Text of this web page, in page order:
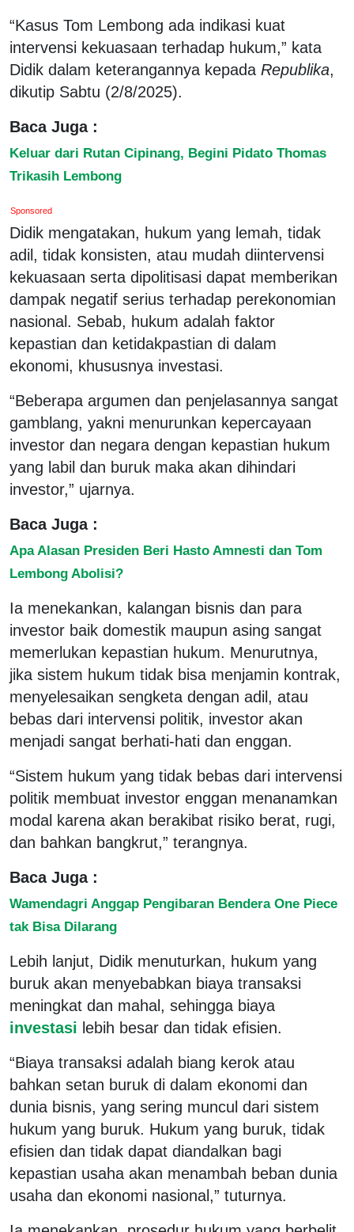
“Kasus Tom Lembong ada indikasi kuat
intervensi kekuasaan terhadap hukum,” kata
Didik dalam keterangannya kepada Republika,
dikutip Sabtu (2/8/2025).
Baca Juga :
Keluar dari Rutan Cipinang, Begini Pidato Thomas
Trikasih Lembong
Sponsored
Didik mengatakan, hukum yang lemah, tidak
adil, tidak konsisten, atau mudah diintervensi
kekuasaan serta dipolitisasi dapat memberikan
dampak negatif serius terhadap perekonomian
nasional. Sebab, hukum adalah faktor
kepastian dan ketidakpastian di dalam
ekonomi, khususnya investasi.
“Beberapa argumen dan penjelasannya sangat
gamblang, yakni menurunkan kepercayaan
investor dan negara dengan kepastian hukum
yang labil dan buruk maka akan dihindari
investor,” ujarnya.
Baca Juga :
Apa Alasan Presiden Beri Hasto Amnesti dan Tom
Lembong Abolisi?
Ia menekankan, kalangan bisnis dan para
investor baik domestik maupun asing sangat
memerlukan kepastian hukum. Menurutnya,
jika sistem hukum tidak bisa menjamin kontrak,
menyelesaikan sengketa dengan adil, atau
bebas dari intervensi politik, investor akan
menjadi sangat berhati-hati dan enggan.
“Sistem hukum yang tidak bebas dari intervensi
politik membuat investor enggan menanamkan
modal karena akan berakibat risiko berat, rugi,
dan bahkan bangkrut,” terangnya.
Baca Juga :
Wamendagri Anggap Pengibaran Bendera One Piece
tak Bisa Dilarang
Lebih lanjut, Didik menuturkan, hukum yang
buruk akan menyebabkan biaya transaksi
meningkat dan mahal, sehingga biaya
investasi lebih besar dan tidak efisien.
“Biaya transaksi adalah biang kerok atau
bahkan setan buruk di dalam ekonomi dan
dunia bisnis, yang sering muncul dari sistem
hukum yang buruk. Hukum yang buruk, tidak
efisien dan tidak dapat diandalkan bagi
kepastian usaha akan menambah beban dunia
usaha dan ekonomi nasional,” tuturnya.